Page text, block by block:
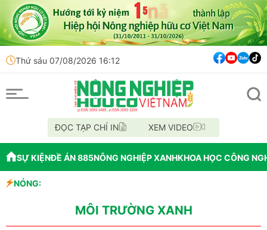
Thứ sáu 07/08/2026 16:12
ĐỌC TẠP CHÍ IN XEM VIDEO
SỰ KIỆNĐỀ ÁN 885NÔNG NGHIỆP XANHKHOA HỌC CÔNG
NÓNG:
MÔI TRƯỜNG XANH